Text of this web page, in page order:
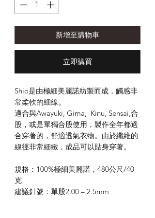
新增至購物車
立即購買
Shio是由極細美麗諾紡製而成，觸感非
常柔軟的細線。
適合與Awayuki, Gima, Kinu, Sensai,合
股，或是單獨合股使用，製作全年都適
合穿著的，舒適透氣衣物。由於纖維的
線徑非常細緻，成品可以貼身穿著。
規格：100%極細美麗諾，480公尺/40
克
建議針號：單股2.00 – 2.5mm